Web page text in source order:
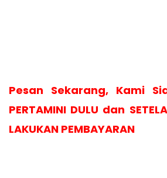
Pesan Sekarang, Kami
PERTAMINI DULU dan
LAKUKAN PEMBAYARAN